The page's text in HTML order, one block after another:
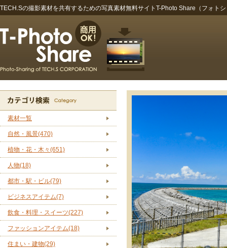
TECH.Sの撮影素材を共有するための写真素材無料サイトT-Photo Share（フォト
素材一覧
自然・風景(470)
植物・花・木々(651)
人物(18)
都市・駅・ビル(79)
ビジネスアイテム(7)
飲食・料理・スイーツ(227)
ファッションアイテム(18)
住まい・建物(29)